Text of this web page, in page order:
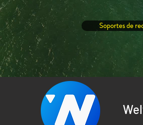
Soportes de